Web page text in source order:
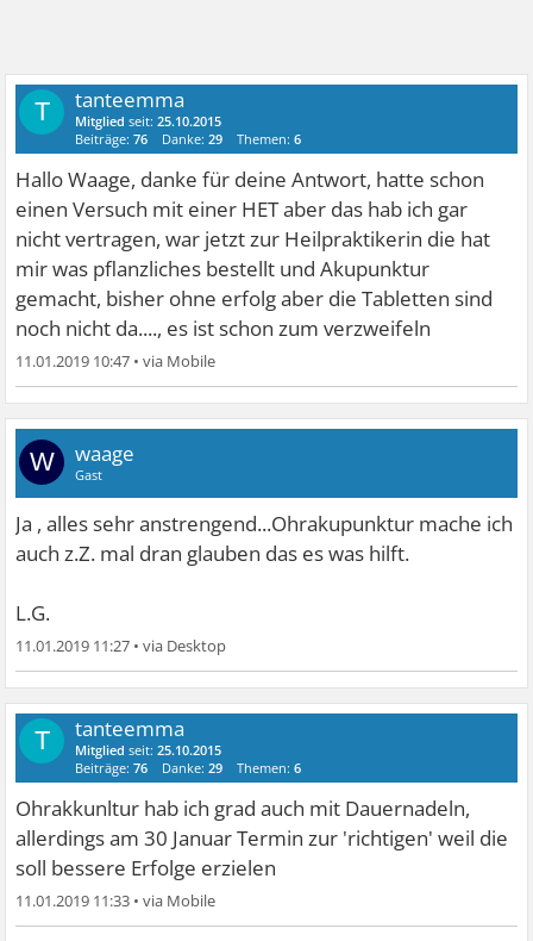
T tanteemma
Mitglied seit:25.10.2015
Beiträge:76 Danke:29 Themen:6
Hallo Waage, danke für deine Antwort, hatte schon
einen Versuch mit einer HET aber das hab ich gar
nicht vertragen, war jetzt zur Heilpraktikerin die hat
mir was pflanzliches bestellt und Akupunktur
gemacht, bisher ohne erfolg aber die Tabletten sind
noch nicht da...., es ist schon zum verzweifeln
11.01.2019 10:47 •
W waage
Gast
Ja , alles sehr anstrengend...Ohrakupunktur mache ich
auch z.Z. mal dran glauben das es was hilft.
L.G.
11.01.2019 11:27 •
T tanteemma
Mitglied seit:25.10.2015
Beiträge:76 Danke:29 Themen:6
Ohrakkunltur hab ich grad auch mit Dauernadeln,
allerdings am 30 Januar Termin zur 'richtigen' weil die
soll bessere Erfolge erzielen
11.01.2019 11:33 •